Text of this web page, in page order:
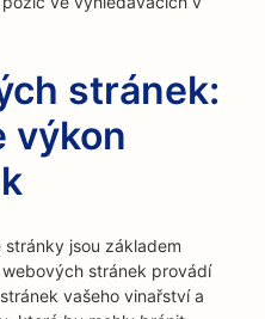
stránek:
výkon
jsou základem
stránek provádí
vašeho vinařství a